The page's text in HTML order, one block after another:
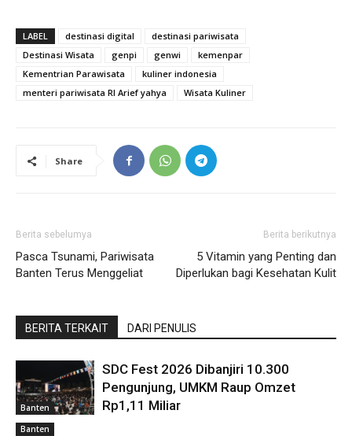
LABEL destinasi digital
destinasi pariwisata
Destinasi Wisata
genpi genwi
kemenpar
Kementrian Parawisata
kuliner indonesia
menteri pariwisata RI Arief yahya
Wisata Kuliner
Share
Berita sebelumya
Pasca Tsunami, Pariwisata
Banten Terus Menggeliat
Berita berikutnya
5 Vitamin yang Penting dan
Diperlukan bagi Kesehatan Kulit
BERITA TERKAIT DARI PENULIS
Banten
SDC Fest 2026 Dibanjiri 10.300
Pengunjung, UMKM Raup Omzet
Rp1,11 Miliar
Banten